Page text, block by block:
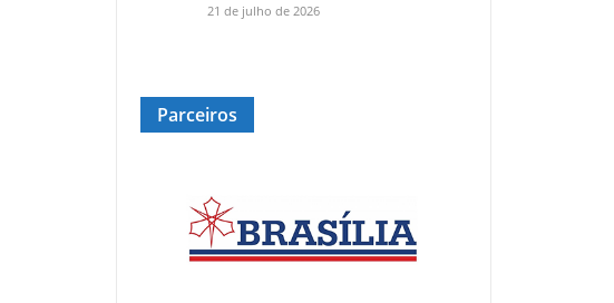
21 de julho de 2026
Parceiros